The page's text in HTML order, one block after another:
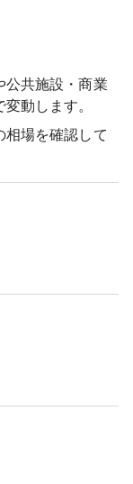
公共施設・商業
動します。
相場を確認して